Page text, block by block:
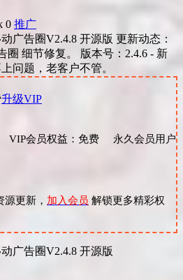
0 推广
广告圈V2.4.8 开源版 更新动态：
圈 细节修复。 版本号：2.4.6 - 新
问题，老客户不管。
升级VIP
VIP会员权益：免费 永久会员用户
更新， 加入会员 解锁更多精彩权
广告圈V2.4.8 开源版